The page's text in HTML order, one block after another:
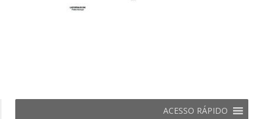
ACESSO RÁPIDO